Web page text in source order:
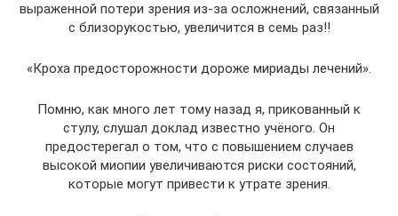
выраженной потери зрения из-за осложнений, связанный
с близорукостью, увеличится в семь раз!!
«Кроха предосторожности дороже мириады лечений».
Помню, как много лет тому назад я, прикованный к
стулу, слушал доклад известно учёного. Он
предостерегал о том, что с повышением случаев
высокой миопии увеличиваются риски состояний,
которые могут привести к утрате зрения.